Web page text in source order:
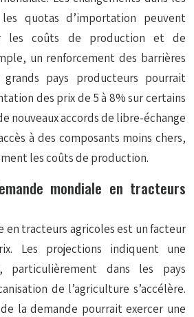
quotas d’importation peuvent
les coûts de production et de
un renforcement des barrières
pays producteurs pourrait
des prix de 5 à 8% sur certains
nouveaux accords de libre-échange
à des composants moins chers,
les coûts de production.
mondiale en tracteurs
en tracteurs agricoles est un facteur
Les projections indiquent une
particulièrement dans les pays
de l’agriculture s’accélère.
la demande pourrait exercer une